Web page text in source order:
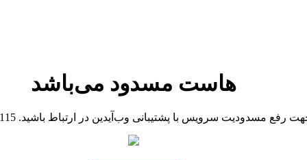
هاست مسدود می‌باشد
.جهت رفع مسدودیت سرویس با پشتیبانی وب‌آیدین در ارتباط باشید